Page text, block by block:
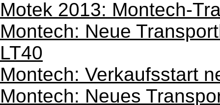
Motek 2013: Montech-
Montech: Neue
LT40
Montech: Verkaufsstart
Montech: Neues